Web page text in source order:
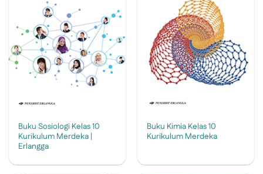
Buku Sosiologi Kelas 10
Kurikulum Merdeka |
Erlangga
Buku Kimia Kelas 10
Kurikulum Merdeka